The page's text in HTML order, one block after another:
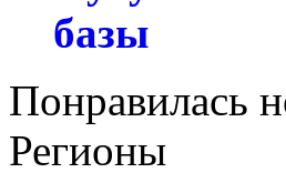
базы
Понравилась
Регионы